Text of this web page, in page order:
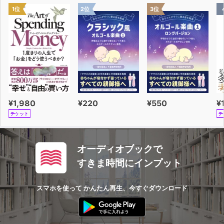
1位
¥1,980
チケット
2位
¥220
3位
¥550
チ
オーディオブックで
すきま時間にインプット
スマホを使って かんたん再生、今すぐダウンロード